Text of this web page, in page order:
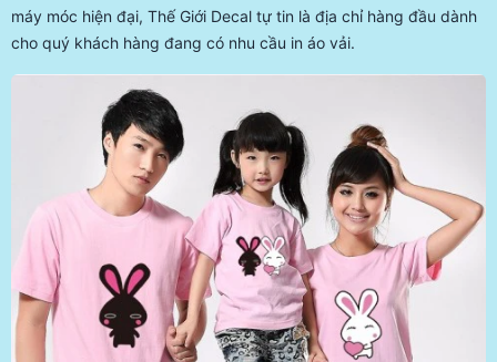
máy móc hiện đại, Thế Giới Decal tự tin là địa chỉ hàng đầu dành
cho quý khách hàng đang có nhu cầu in áo vải.